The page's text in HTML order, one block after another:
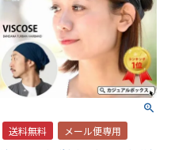
送料無料 メール便専用